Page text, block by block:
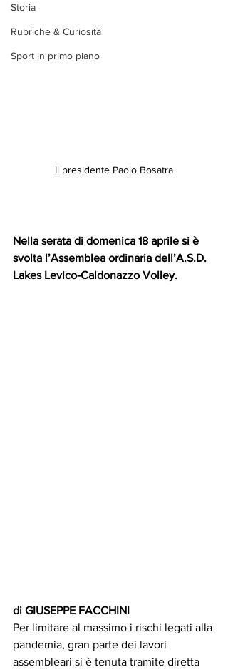
Storia
Rubriche & Curiosità
Sport in primo piano
Il presidente Paolo Bosatra
Nella serata di domenica 18 aprile si è
svolta l’Assemblea ordinaria dell’A.S.D.
Lakes Levico-Caldonazzo Volley.
di GIUSEPPE FACCHINI
Per limitare al massimo i rischi legati alla
pandemia, gran parte dei lavori
assembleari si è tenuta tramite diretta